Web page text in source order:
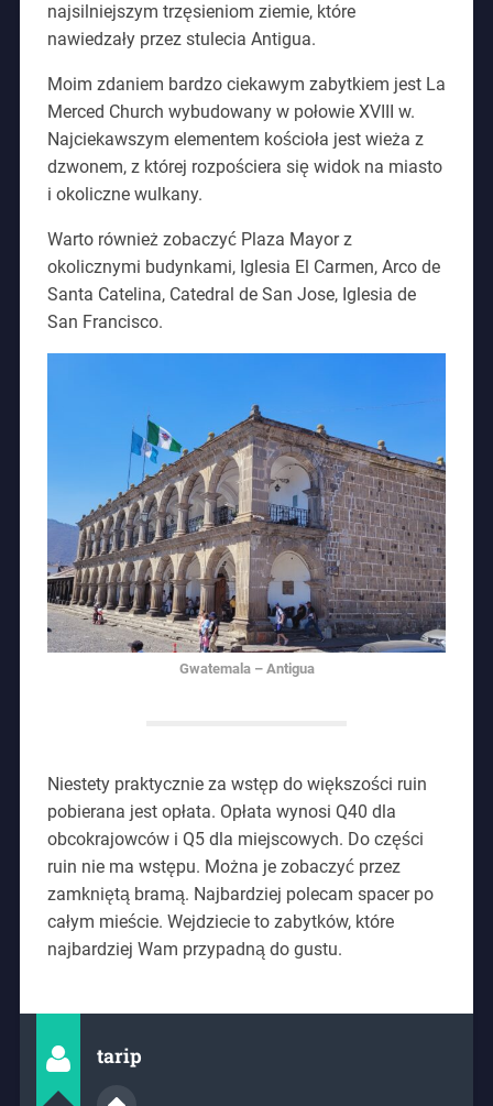
najsilniejszym trzęsieniom ziemie, które
nawiedzały przez stulecia Antigua.
Moim zdaniem bardzo ciekawym zabytkiem jest La
Merced Church wybudowany w połowie XVIII w.
Najciekawszym elementem kościoła jest wieża z
dzwonem, z której rozpościera się widok na miasto
i okoliczne wulkany.
Warto również zobaczyć Plaza Mayor z
okolicznymi budynkami, Iglesia El Carmen, Arco de
Santa Catelina, Catedral de San Jose, Iglesia de
San Francisco.
Gwatemala – Antigua
Niestety praktycznie za wstęp do większości ruin
pobierana jest opłata. Opłata wynosi Q40 dla
obcokrajowców i Q5 dla miejscowych. Do części
ruin nie ma wstępu. Można je zobaczyć przez
zamkniętą bramą. Najbardziej polecam spacer po
całym mieście. Wejdziecie to zabytków, które
najbardziej Wam przypadną do gustu.
tarip